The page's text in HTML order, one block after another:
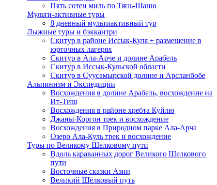
Пять сотен миль по Тянь-Шаню
Мульти-активные туры
8 дневный мультиактивный тур
Лыжные туры и бэккантри
Скитур в районе Иссык-Куля + размещение в
юрточных лагерях
Скитур в Ала-Арче и долине Арабель
Скитур в Иссык-Кульской области
Скитур в Суусамырской долине и Арсланбобе
Альпинизм и Экспедиции
Восхождения в долине Арабель, восхождение на
Ит-Тиш
Восхождения в районе хребта Куйлю
Джаны-Коргон трек и восхождение
Восхождения в Природном парке Ала-Арча
Озеро Ала-Куль трек и восхождение
Туры по Великому Шелковому пути
Вдоль караванных дорог Великого Шелкового
пути
Восточные сказки Азии
Великий Шёлковый путь